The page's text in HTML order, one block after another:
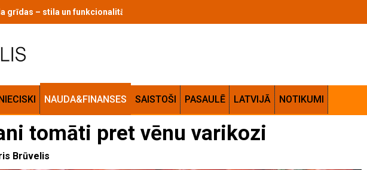
grīdas – stila un funkcionalitātes apvienojums jūsu mājās
NAUDA&FINANSES SAISTOŠI PASAULĒ LATVIJĀ NOTIKUMI
tomāti pret vēnu varikozi
Brūvelis